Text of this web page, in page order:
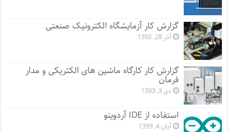
گزارش کار آزمایشگاه الکترونیک صنعتی
آذر 28, 1392
گزارش کار کارگاه ماشین های الکتریکی و مدار
فرمان
دی 3, 1393
استفاده از IDE آردوینو
آبان 4, 1399